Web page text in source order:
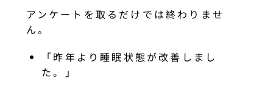
アンケートを取るだけでは終わりませ
ん。
「昨年より睡眠状態が改善しまし
た。」